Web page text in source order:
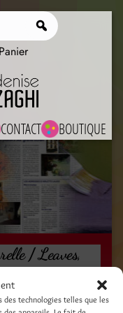
technologies telles que les
CONTACT BOUTIQUE
/ Leaves,